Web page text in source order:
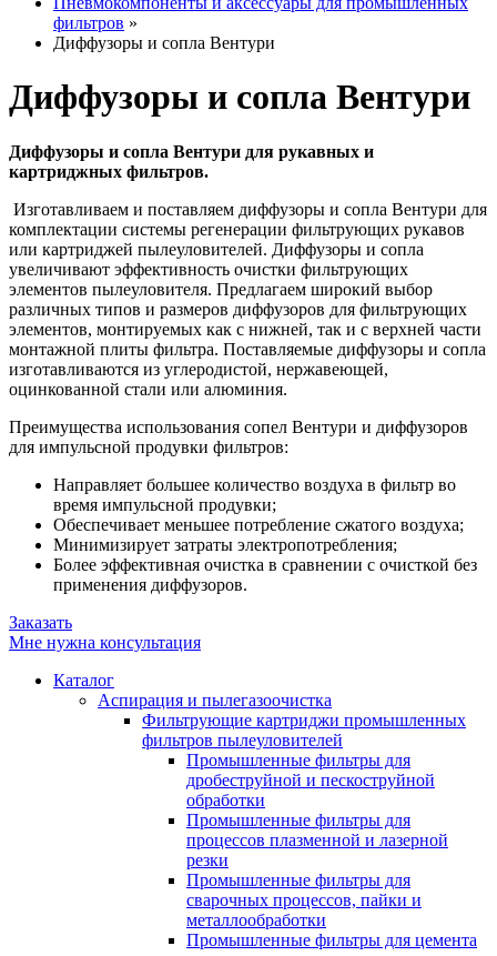
фильтров »
Диффузоры и сопла Вентури
Диффузоры и сопла Вентури
Диффузоры и сопла Вентури для рукавных и
картриджных фильтров.
Изготавливаем и поставляем диффузоры и сопла Вентури для
комплектации системы регенерации фильтрующих рукавов
или картриджей пылеуловителей. Диффузоры и сопла
увеличивают эффективность очистки фильтрующих
элементов пылеуловителя. Предлагаем широкий выбор
различных типов и размеров диффузоров для фильтрующих
элементов, монтируемых как с нижней, так и с верхней части
монтажной плиты фильтра. Поставляемые диффузоры и сопла
изготавливаются из углеродистой, нержавеющей,
оцинкованной стали или алюминия.
Преимущества использования сопел Вентури и диффузоров
для импульсной продувки фильтров:
Направляет большее количество воздуха в фильтр во
время импульсной продувки;
Обеспечивает меньшее потребление сжатого воздуха;
Минимизирует затраты электропотребления;
Более эффективная очистка в сравнении с очисткой без
применения диффузоров.
Заказать
Мне нужна консультация
Каталог
Аспирация и пылегазоочистка
Фильтрующие картриджи промышленных
фильтров пылеуловителей
Промышленные фильтры для
дробеструйной и пескоструйной
обработки
Промышленные фильтры для
процессов плазменной и лазерной
резки
Промышленные фильтры для
сварочных процессов, пайки и
металлообработки
Промышленные фильтры для цемента